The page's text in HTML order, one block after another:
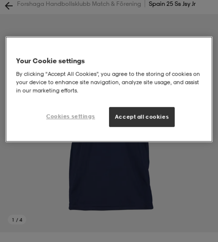
Forshaga Handbollsklubb Match & Förening Spain 25 Ss Jsy Jr
1 / 4
Your Cookie settings
By clicking “Accept All Cookies”, you agree to the storing of cookies on
your device to enhance site navigation, analyze site usage, and assist
in our marketing efforts.
Cookies settings Accept all cookies